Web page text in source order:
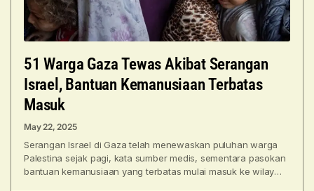
51 Warga Gaza Tewas Akibat Serangan
Israel, Bantuan Kemanusiaan Terbatas
Masuk
May 22, 2025
Serangan Israel di Gaza telah menewaskan puluhan warga
Palestina sejak pagi, kata sumber medis, sementara pasokan
bantuan kemanusiaan yang terbatas mulai masuk ke wilayah